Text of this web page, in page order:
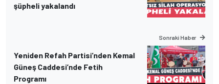
şüpheli yakalandı
Sonraki Haber
Yeniden Refah Partisi’nden Kemal
Güneş Caddesi’nde Fetih
Programı